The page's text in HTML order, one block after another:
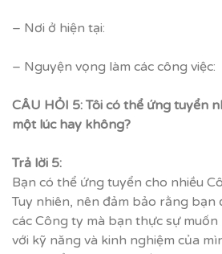
– Nơi ở hiện tại:
– Nguyện vọng làm các công việc:
CÂU HỎI 5: Tôi có thể ứng tuyển
một lúc hay không?
Trả lời 5:
Bạn có thể ứng tuyển cho nhiều
Tuy nhiên, nên đảm bảo rằng bạn
các Công ty mà bạn thực sự muốn
với kỹ năng và kinh nghiệm của